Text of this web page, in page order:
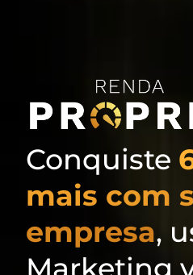
Conquiste
mais com
empresa,